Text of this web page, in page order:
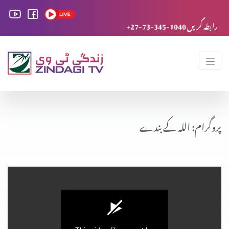
+27-73-345-1040 رابطہ کریں
پروگرام: اللہ کے بندے